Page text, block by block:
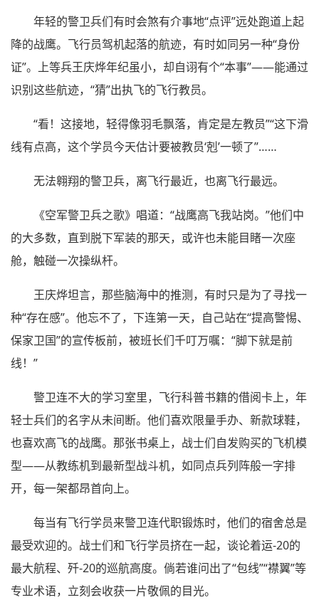
年轻的警卫兵们有时会煞有介事地“点评”远处跑道上起
降的战鹰。飞行员驾机起落的航迹，有时如同另一种“身份
证”。上等兵王庆烨年纪虽小，却自诩有个“本事”——能通过
识别这些航迹，“猜”出执飞的飞行教员。
“看！这接地，轻得像羽毛飘落，肯定是左教员”“这下滑
线有点高，这个学员今天估计要被教员‘剋’一顿了”……
无法翱翔的警卫兵，离飞行最近，也离飞行最远。
《空军警卫兵之歌》唱道：“战鹰高飞我站岗。”他们中
的大多数，直到脱下军装的那天，或许也未能目睹一次座
舱，触碰一次操纵杆。
王庆烨坦言，那些脑海中的推测，有时只是为了寻找一
种“存在感”。他忘不了，下连第一天，自己站在“提高警惕、
保家卫国”的宣传板前，被班长们千叮万嘱：“脚下就是前
线！”
警卫连不大的学习室里，飞行科普书籍的借阅卡上，年
轻士兵们的名字从未间断。他们喜欢限量手办、新款球鞋，
也喜欢高飞的战鹰。那张书桌上，战士们自发购买的飞机模
型——从教练机到最新型战斗机，如同点兵列阵般一字排
开，每一架都昂首向上。
每当有飞行学员来警卫连代职锻炼时，他们的宿舍总是
最受欢迎的。战士们和飞行学员挤在一起，谈论着运-20的
最大航程、歼-20的巡航高度。倘若谁问出了“包线”“襟翼”等
专业术语，立刻会收获一片敬佩的目光。